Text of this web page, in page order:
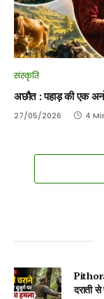
संस्कृति
अछौत : पहाड़ की एक
27/05/2026 4
दराती